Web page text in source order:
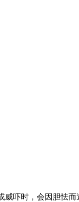
吓时，会因胆怯而